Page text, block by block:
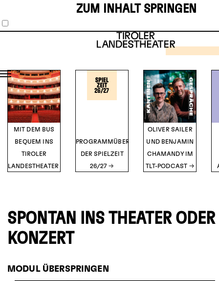
ZUM INHALT SPRINGEN
Musical
12345
MIT DEM BUS
BEQUEM INS
TIROLER
LANDESTHEATER
PROGRAMMÜBERSICHT
DER SPIELZEIT
26/27
OLIVER SAILER
UND BENJAMIN
CHAMANDY IM
TLT-PODCAST
SPONTAN INS THEATER
KONZERT
MODUL ÜBERSPRINGEN